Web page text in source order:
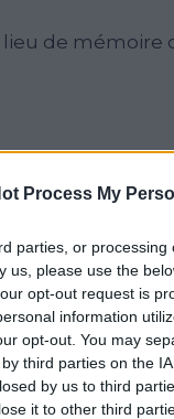
Process My
parties, or processing
us, please use the
opt-out request is
information
opt-out. You may
third parties on the
by us to third
it to other third
lieu de